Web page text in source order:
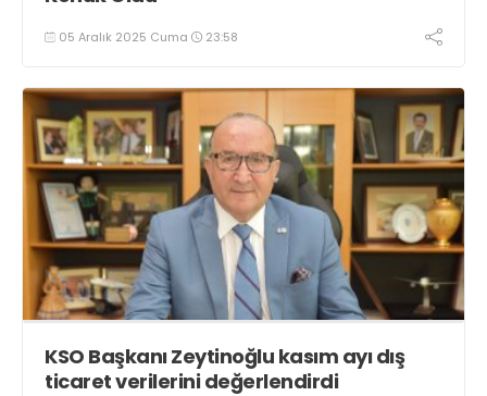
05 Aralık 2025 Cuma 23:58
KSO Başkanı Zeytinoğlu kasım ayı dış
ticaret verilerini değerlendirdi